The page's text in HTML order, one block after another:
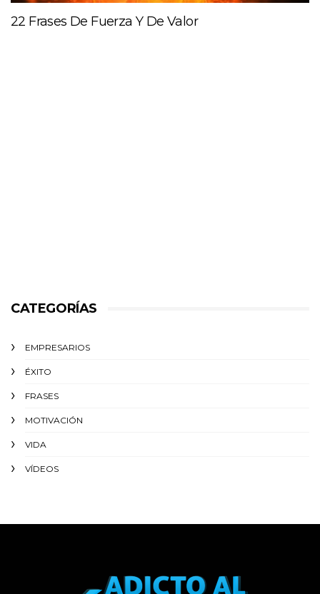
22 Frases De Fuerza Y De Valor
CATEGORÍAS
EMPRESARIOS
ÉXITO‬
FRASES
MOTIVACIÓN
VIDA
VÍDEOS